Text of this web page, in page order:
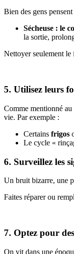
Bien des gens
Sécheuse : le
la sortie,
Nettoyer seulement
5. Utilisez leurs
Comme mentionné
vie. Par exemple :
Certains frigos
Le cycle «
6. Surveillez les
Un bruit bizarre, une
Faites réparer ou
7. Optez pour
On vit dans une